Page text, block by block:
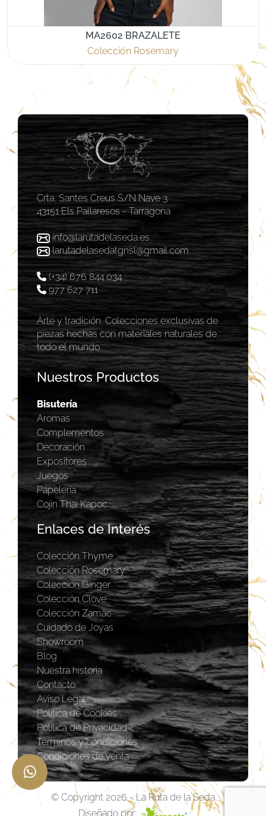
MA2602 BRAZALETE
Colección Rosemary
Crta, Santes Creus S/N Nave 3
43151 Els Pallaresos - Tarragona
info@larutadelaseda.es
larutadelasedatgnsl@gmail.com
(+34) 676 844 034
977 627 711
Arte y tradición. Colecciones exclusivas de
piezas hechas con materiales naturales de
todo el mundo.
Nuestros Productos
Bisutería
Aromas
Complementos
Decoración
Expositores
Juegos
Papelería
Cojín Thai Kapoc
Enlaces de Interés
Colección Thyme
Colección Rosemary
Coleccion Ginger
Colección Clove
Colección Zamac
Cuidado de Joyas
Showroom
Blog
Nuestra historia
Contacto
Aviso Legal
Política de Cookies
Política de Privacidad
Términos y condiciones
Condiciones de venta
© Copyright 2026 - La Ruta de la Seda
Diseñado por: